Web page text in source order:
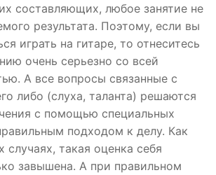
составляющих, любое занятие не
результата. Поэтому, если вы
играть на гитаре, то отнеситесь
очень серьезно со всей
А все вопросы связанные с
либо (слуха, таланта) решаются
с помощью специальных
подходом к делу. Как
случаях, такая оценка себя
завышена. А при правильном